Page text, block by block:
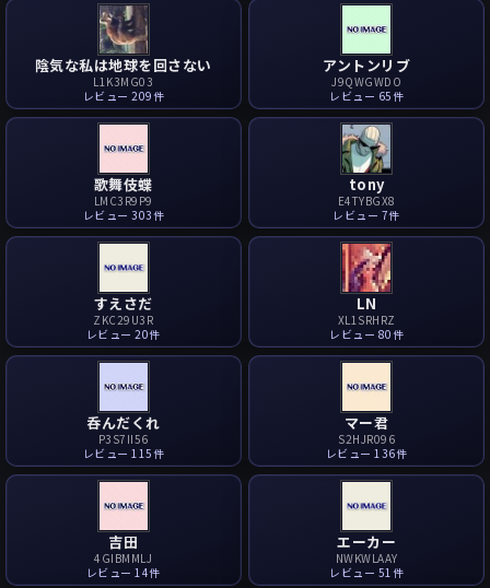
陰気な私は地球を回さない
L1K3MG03
レビュー 209件
アントンリブ
J9QWGWDO
レビュー 65件
歌舞伎蝶
LMC3R9P9
レビュー 303件
tony
E4TYBGX8
レビュー 7件
すえさだ
ZKC29U3R
レビュー 20件
LN
XL1SRHRZ
レビュー 80件
呑んだくれ
P3S7II56
レビュー 115件
マー君
S2HJR096
レビュー 136件
吉田
4GIBMMLJ
レビュー 14件
エーカー
NWKWLAAY
レビュー 51件